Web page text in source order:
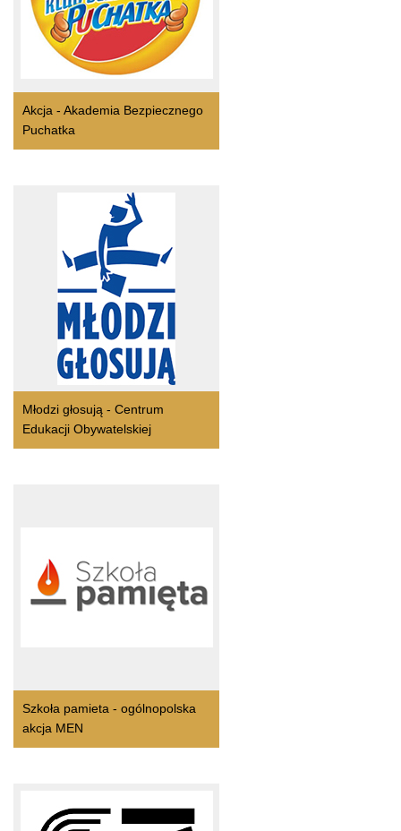
Akcja - Akademia Bezpiecznego
Puchatka
Młodzi głosują - Centrum
Edukacji Obywatelskiej
Szkoła pamieta - ogólnopolska
akcja MEN